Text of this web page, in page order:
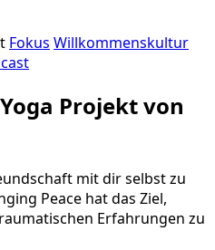
Fokus Willkommenskultur
Projekt von
mit dir selbst zu
Peace hat das Ziel,
Erfahrungen zu